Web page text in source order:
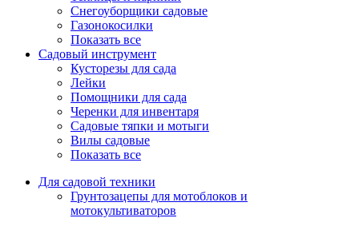
Снегоуборщики садовые
Газонокосилки
Показать все
Садовый инструмент
Кусторезы для сада
Лейки
Помощники для сада
Черенки для инвентаря
Садовые тяпки и мотыги
Вилы садовые
Показать все
Для садовой техники
Грунтозацепы для мотоблоков и
мотокультиваторов